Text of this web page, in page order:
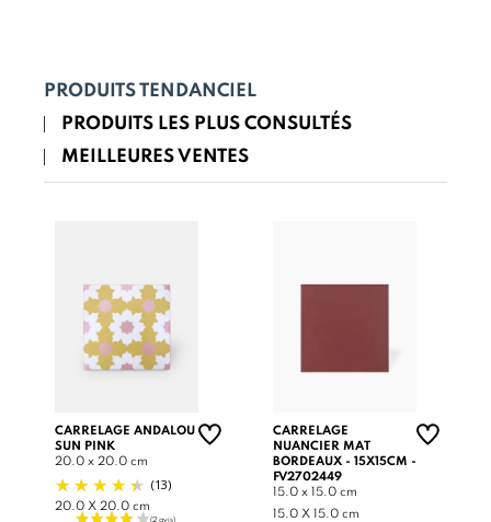
PRODUITS TENDANCIEL
PRODUITS LES PLUS CONSULTÉS
MEILLEURES VENTES
CARRELAGE ANDALOU
SUN PINK
20.0 x 20.0 cm
(13)
20.0 X 20.0 cm
CARRELAGE
NUANCIER MAT
BORDEAUX - 15X15CM -
FV2702449
15.0 x 15.0 cm
15.0 X 15.0 cm